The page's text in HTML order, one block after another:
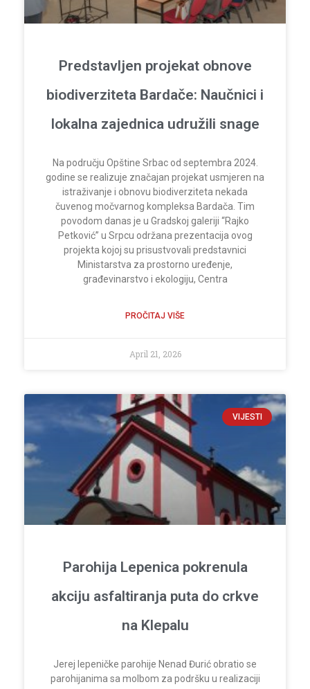
Predstavljen projekat obnove
biodiverziteta Bardače: Naučnici i
lokalna zajednica udružili snage
Na području Opštine Srbac od septembra 2024.
godine se realizuje značajan projekat usmjeren na
istraživanje i obnovu biodiverziteta nekada
čuvenog močvarnog kompleksa Bardača. Tim
povodom danas je u Gradskoj galeriji “Rajko
Petković” u Srpcu održana prezentacija ovog
projekta kojoj su prisustvovali predstavnici
Ministarstva za prostorno uređenje,
građevinarstvo i ekologiju, Centra
PROČITAJ VIŠE
April 21, 2026
VIJESTI
Parohija Lepenica pokrenula
akciju asfaltiranja puta do crkve
na Klepalu
Jerej lepeničke parohije Nenad Đurić obratio se
parohijanima sa molbom za podršku u realizaciji